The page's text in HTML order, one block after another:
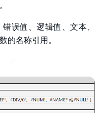
误值、逻辑值、文本、
的名称引用。